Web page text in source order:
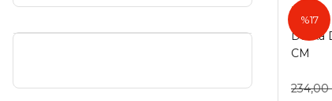
%17
Duxxa
Duxxa
CM
234,00